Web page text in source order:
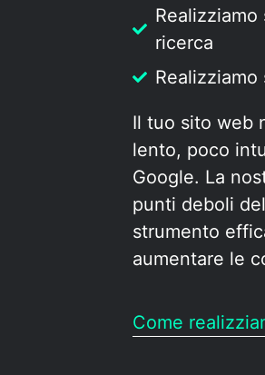
ricerca
Il tuo sito web
lento, poco
Google. La
punti deboli
strumento
aumentare le
Come